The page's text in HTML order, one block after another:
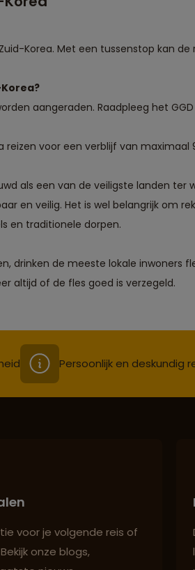
Korea. Met een tussenstop kan
aangeraden. Raadpleeg het
voor een verblijf van maximaal
als een van de veiligste landen ter
en veilig. Het is wel belangrijk om
en traditionele dorpen.
drinken de meeste lokale inwoners
altijd of de fles goed is verzegeld.
Persoonlijk en deskundig
voor je volgende reis of
onze blogs,